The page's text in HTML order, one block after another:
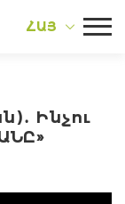
ՀԱՅ
Ինչու